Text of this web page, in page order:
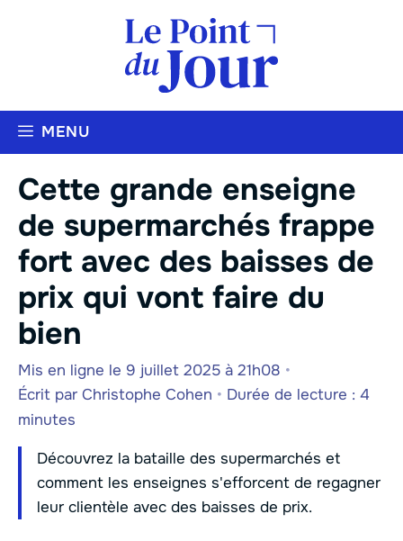
MENU
Cette grande enseigne
de supermarchés frappe
fort avec des baisses de
prix qui vont faire du
bien
Mis en ligne le 9 juillet 2025 à 21h08 •
Écrit par Christophe Cohen • Durée de lecture : 4
minutes
Découvrez la bataille des supermarchés et
comment les enseignes s'efforcent de regagner
leur clientèle avec des baisses de prix.